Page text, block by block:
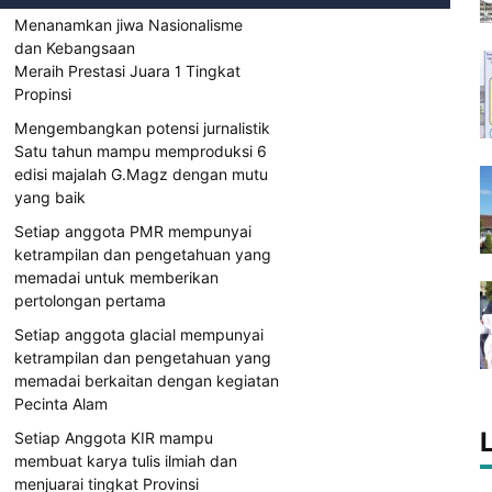
Menanamkan jiwa Nasionalisme
dan Kebangsaan
Meraih Prestasi Juara 1 Tingkat
Propinsi
Mengembangkan potensi jurnalistik
Satu tahun mampu memproduksi 6
edisi majalah G.Magz dengan mutu
yang baik
Setiap anggota PMR mempunyai
ketrampilan dan pengetahuan yang
memadai untuk memberikan
pertolongan pertama
Setiap anggota glacial mempunyai
ketrampilan dan pengetahuan yang
memadai berkaitan dengan kegiatan
Pecinta Alam
Setiap Anggota KIR mampu
membuat karya tulis ilmiah dan
menjuarai tingkat Provinsi